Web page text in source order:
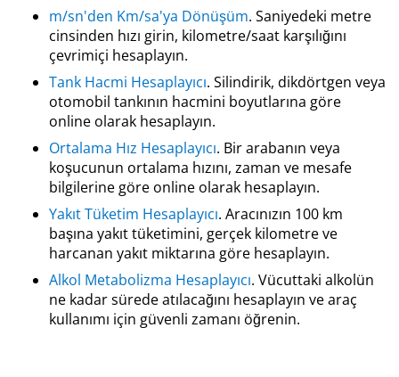
m/sn'den Km/sa'ya Dönüşüm. Saniyedeki metre
cinsinden hızı girin, kilometre/saat karşılığını
çevrimiçi hesaplayın.
Tank Hacmi Hesaplayıcı. Silindirik, dikdörtgen veya
otomobil tankının hacmini boyutlarına göre
online olarak hesaplayın.
Ortalama Hız Hesaplayıcı. Bir arabanın veya
koşucunun ortalama hızını, zaman ve mesafe
bilgilerine göre online olarak hesaplayın.
Yakıt Tüketim Hesaplayıcı. Aracınızın 100 km
başına yakıt tüketimini, gerçek kilometre ve
harcanan yakıt miktarına göre hesaplayın.
Alkol Metabolizma Hesaplayıcı. Vücuttaki alkolün
ne kadar sürede atılacağını hesaplayın ve araç
kullanımı için güvenli zamanı öğrenin.